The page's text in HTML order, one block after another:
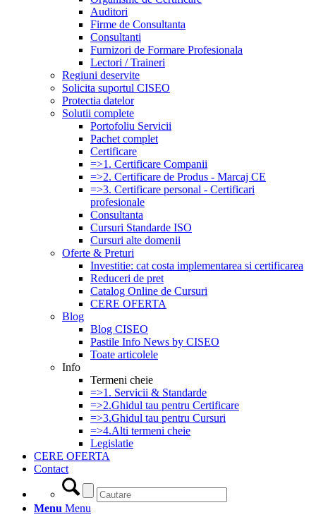
Auditori
Firme de Consultanta
Consultanti
Furnizori de Formare Profesionala
Lectori / Traineri
Regiuni deservite
Solicita suportul CISEO
Protectia datelor
Solutii complete
Portofoliu Servicii
Pachet complet
Certificare
=>1. Certificare Companii
=>2. Certificare de Produs - Marcaj CE
=>3. Certificare personal - Certificari
profesionale
Consultanta
Cursuri Standarde ISO
Cursuri alte domenii
Oferte & Preturi
Investitie: cat costa implementarea si certificarea
Reduceri de pret
Catalog Online de Cursuri
CERE OFERTA
Blog
Blog CISEO
Pastile Info News by CISEO
Toate articolele
Info
Termeni cheie
=>1. Servicii & Standarde
=>2.Ghidul tau pentru Certificare
=>3.Ghidul tau pentru Cursuri
=>4.Alti termeni cheie
Legislatie
CERE OFERTA
Contact
Menu Menu